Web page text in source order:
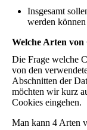
Insgesamt
werden können
Welche Arten von
Die Frage welche
von den
Abschnitten der
möchten wir kurz
Cookies eingehen.
Man kann 4 Arten